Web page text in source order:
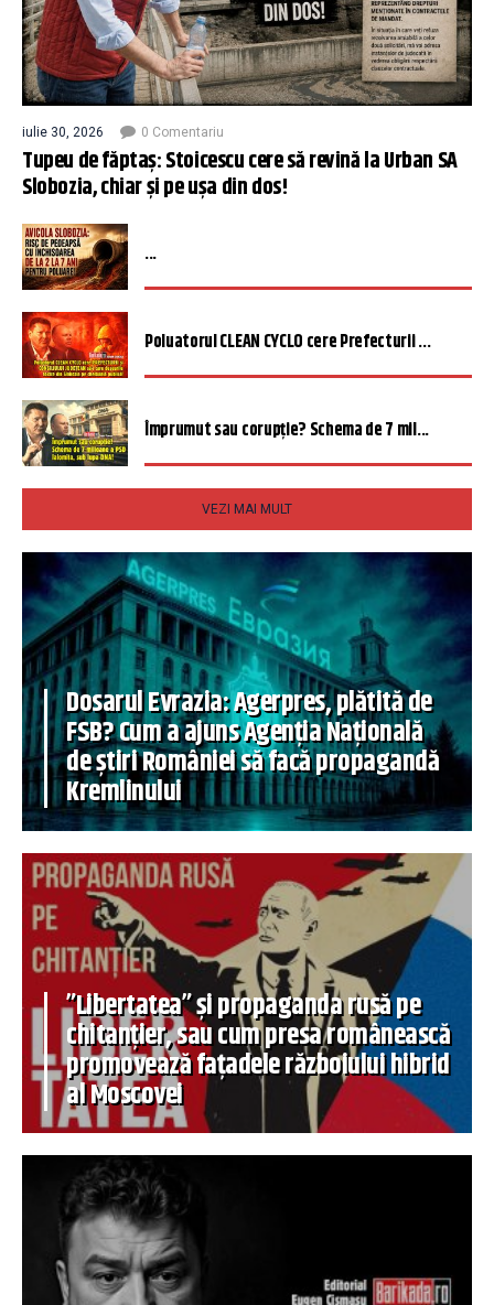
iulie 30, 2026 0 Comentariu
Tupeu de făptaș: Stoicescu cere să revină la Urban SA
Slobozia, chiar și pe ușa din dos!
...
Poluatorul CLEAN CYCLO cere Prefecturii ...
Împrumut sau corupție? Schema de 7 mil...
VEZI MAI MULT
Dosarul Evrazia: Agerpres, plătită de
FSB? Cum a ajuns Agenția Națională
de știri României să facă propagandă
Kremlinului
”Libertatea” și propaganda rusă pe
chitanțier, sau cum presa românească
promovează fațadele războiului hibrid
al Moscovei